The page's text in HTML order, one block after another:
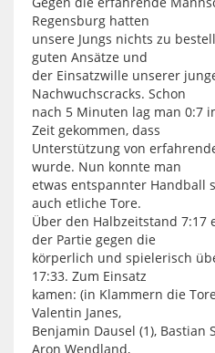
Regensburg hatten
unsere Jungs nichts zu
guten Ansätze und
der Einsatzwille unserer
Nachwuchscracks. Schon
nach 5 Minuten lag man 0:7
Zeit gekommen, dass
Unterstützung von
wurde. Nun konnte man
etwas entspannter Handball
auch etliche Tore.
Über den Halbzeitstand 7:17
der Partie gegen die
körperlich und spielerisch
17:33. Zum Einsatz
kamen: (in Klammern die
Valentin Janes,
Benjamin Dausel (1), Bastian
Aron Wendland,